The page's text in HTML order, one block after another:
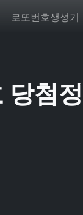
로또번호생성기
당첨